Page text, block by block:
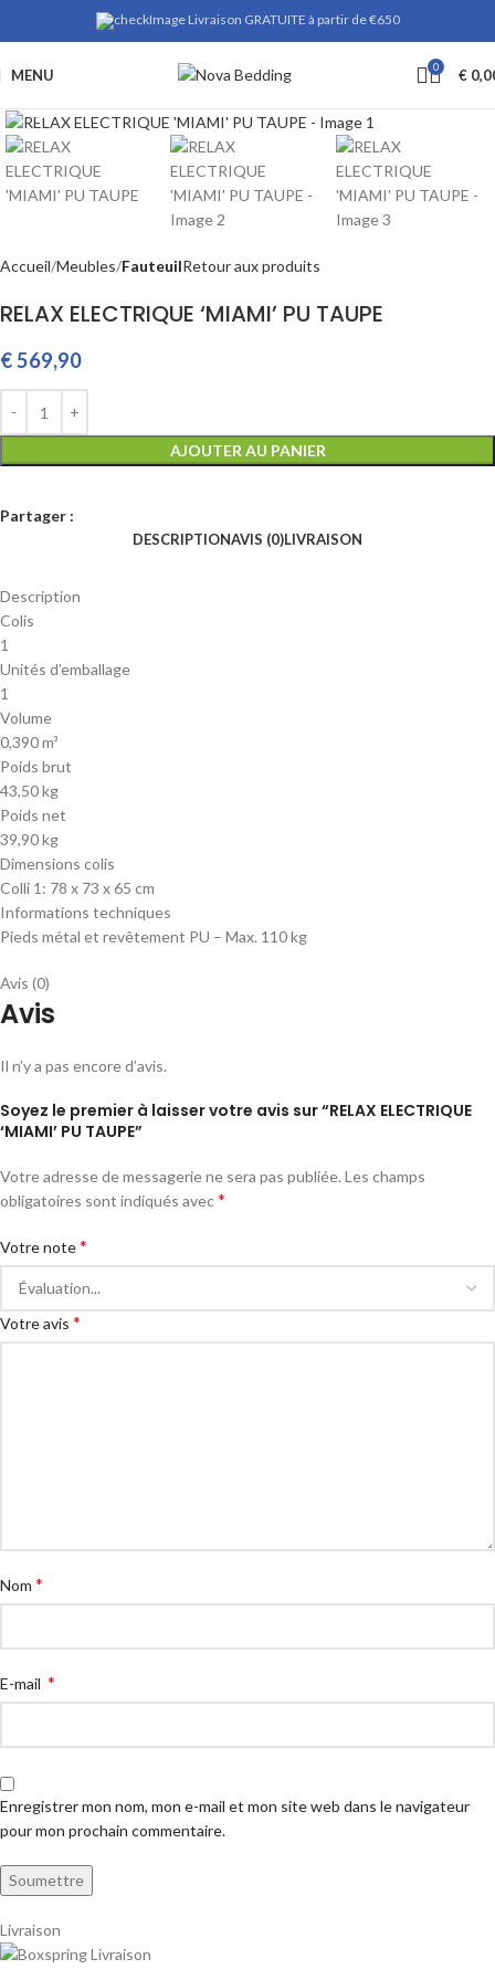
Livraison GRATUITE à partir de €650
MENU 0 €
Accueil Meubles FauteuilRetour aux produits
RELAX ELECTRIQUE ‘MIAMI’ PU TAUPE
€569,90
AJOUTER AU PANIER
Partager :
DESCRIPTIONAVIS (0)LIVRAISON
Description
Colis
1
Unités d’emballage
1
Volume
0,390 m³
Poids brut
43,50 kg
Poids net
39,90 kg
Dimensions colis
Colli 1: 78 x 73 x 65 cm
Informations techniques
Pieds métal et revêtement PU – Max. 110 kg
Avis (0)
Avis
Il n’y a pas encore d’avis.
Soyez le premier à laisser votre avis sur “RELAX ELECTRIQUE
‘MIAMI’ PU TAUPE”
Votre adresse de messagerie ne sera pas publiée.Les champs
obligatoires sont indiqués avec*
Votre note*
Votre avis *
Nom *
E-mail *
Enregistrer mon nom, mon e-mail et mon site web dans le navigateur
pour mon prochain commentaire.
Livraison